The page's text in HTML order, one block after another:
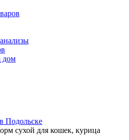
дом
Подольске
сухой для кошек, курица